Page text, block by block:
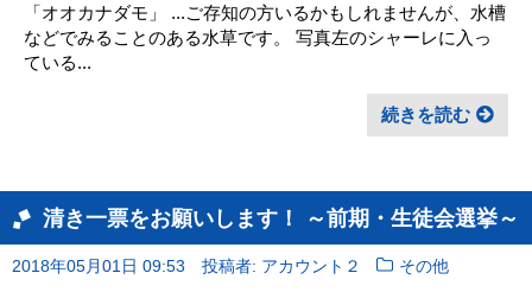
「オオカナダモ」 ...ご存知の方いるかもしれませんが、水槽
などでみることのある水草です。 写真左のシャーレに入っ
ている...
続きを読む
清き一票をお願いします！ ～前期・生徒会選挙～
2018年05月01日 09:53 投稿者: アカウント２ その他